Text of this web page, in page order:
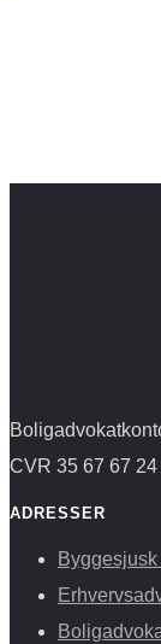
CVR 35 67 67 24
ADRESSER